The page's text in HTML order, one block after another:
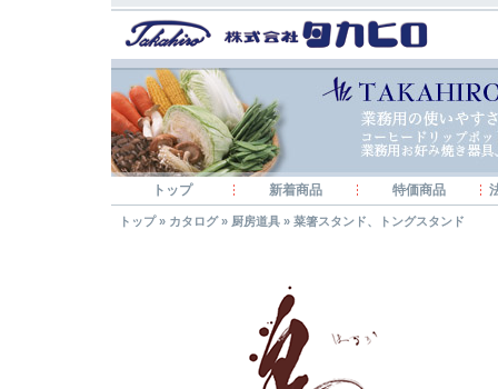
トップ 新着商品 特価商品
トップ» カタログ» 厨房道具 » 菜箸スタンド、トングスタンド